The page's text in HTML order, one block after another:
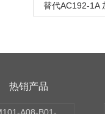
替代AC192-1A
热销产品